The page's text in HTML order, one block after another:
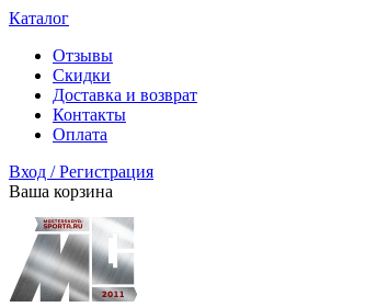
Каталог
Отзывы
Скидки
Доставка и возврат
Контакты
Оплата
Вход / Регистрация
Ваша корзина